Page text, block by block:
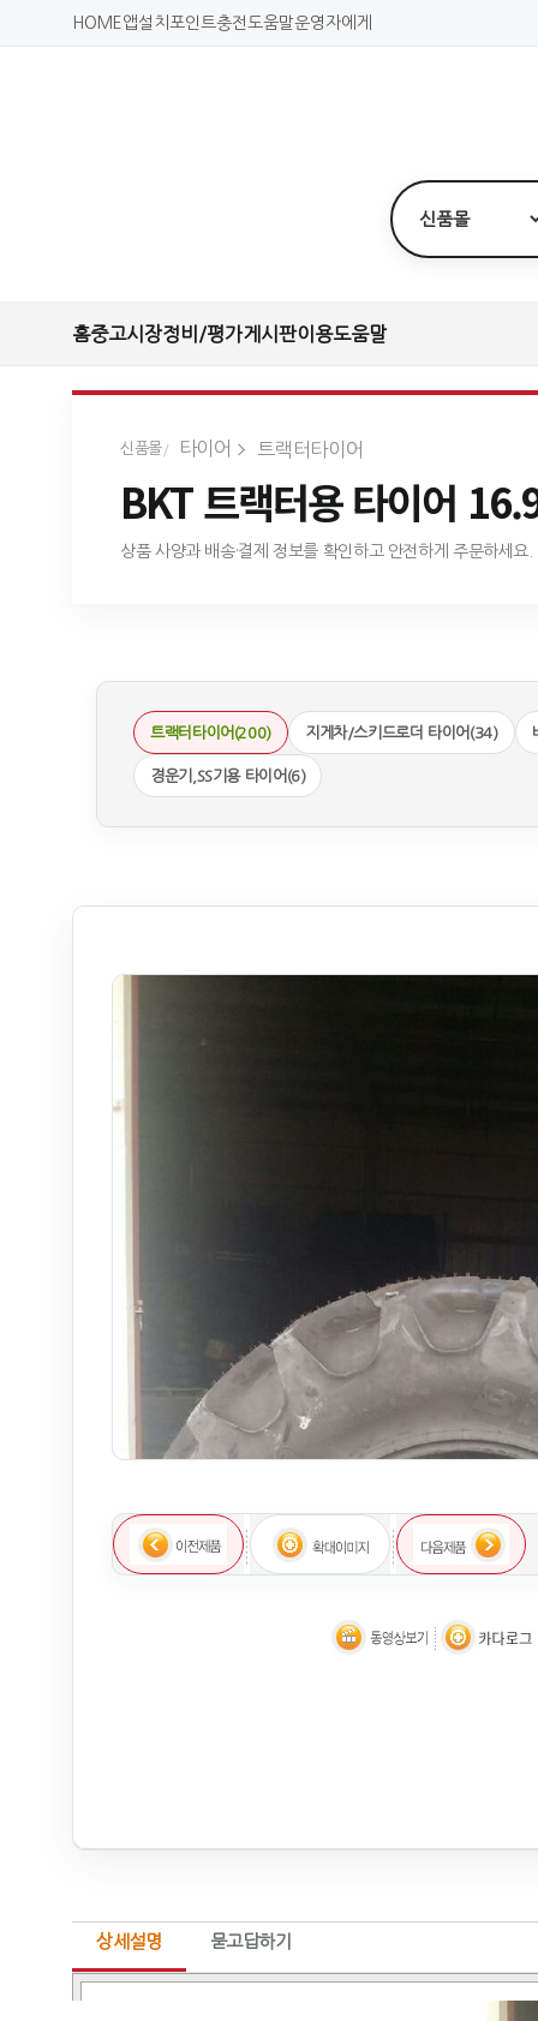
HOME 앱설치 포인트충전도움말운영자에게
홈중고시장정비/평가게시판이용도움말
신품몰 타이어 트랙터타이어
BKT 트랙터용 타이어
상품 사양과 배송·결제 정보를 확인하고 안전하게 주문하세요.
트랙터타이어(200) 지게차/스키드로더 타이어(34)
경운기,SS기용 타이어(6)
상세설명 묻고답하기